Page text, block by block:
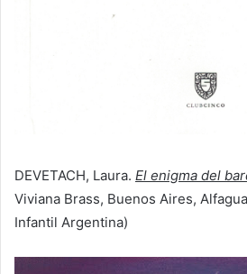
DEVETACH, Laura. El enigma del
Viviana Brass, Buenos Aires,
Infantil Argentina)